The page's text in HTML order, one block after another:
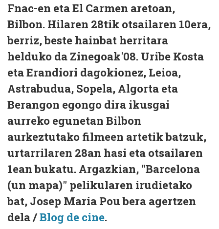
Fnac-en eta El Carmen aretoan,
Bilbon. Hilaren 28tik otsailaren 10era,
berriz, beste hainbat herritara
helduko da Zinegoak'08. Uribe Kosta
eta Erandiori dagokionez, Leioa,
Astrabudua, Sopela, Algorta eta
Berangon egongo dira ikusgai
aurreko egunetan Bilbon
aurkeztutako filmeen artetik batzuk,
urtarrilaren 28an hasi eta otsailaren
1ean bukatu. Argazkian, "Barcelona
(un mapa)" pelikularen irudietako
bat, Josep Maria Pou bera agertzen
dela /Blog de cine.